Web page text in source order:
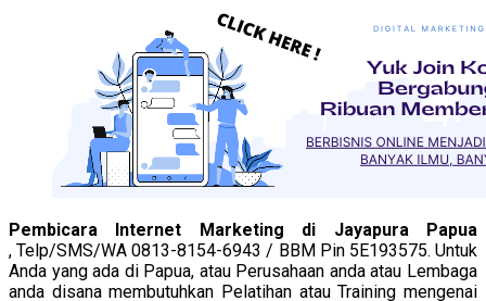
Pembicara Internet Marketing di Jayapura Papua
, Telp/SMS/WA 0813-8154-6943 / BBM Pin 5E193575. Untuk
Anda yang ada di Papua, atau Perusahaan anda atau Lembaga
anda disana membutuhkan Pelatihan atau Training mengenai